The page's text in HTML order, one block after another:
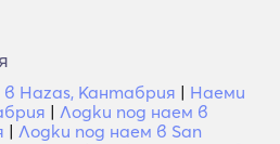
Hazas, Кантабрия | Наеми
| Лодки под наем в
| Лодки под наем в San